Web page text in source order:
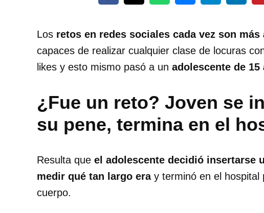
Los retos en redes sociales cada vez son más
capaces de realizar cualquier clase de locuras
likes y esto mismo pasó a un adolescente de
¿Fue un reto? Joven se
su pene, termina en el
Resulta que el adolescente decidió insertarse
medir qué tan largo era y terminó en el hospital
cuerpo.